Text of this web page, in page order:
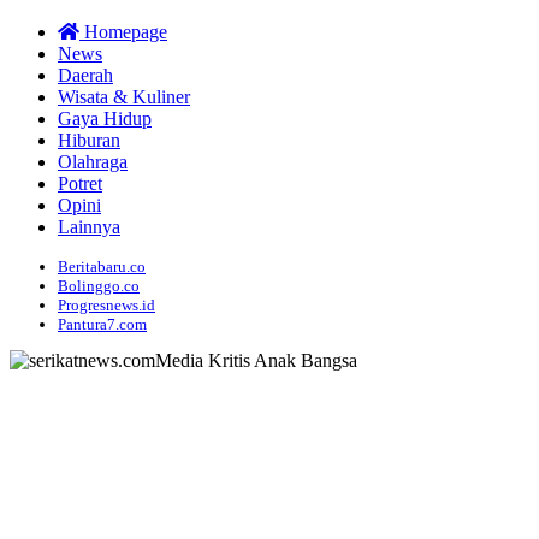
Homepage
News
Daerah
Wisata & Kuliner
Gaya Hidup
Hiburan
Olahraga
Potret
Opini
Lainnya
Beritabaru.co
Bolinggo.co
Progresnews.id
Pantura7.com